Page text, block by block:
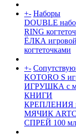
+- Наборы
DOUBLE
RING
ЁЛКА игровой
когтеточками
+-
KOTORO S
ИГРУШКА с
КНИГИ
КРЕПЛЕНИЯ
МЯЧИК
СПРЕЙ 100 мл